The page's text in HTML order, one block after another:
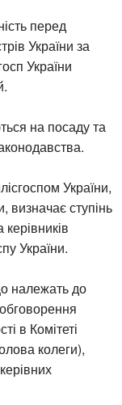
перед
України за
України
на посаду та
України,
визначає ступінь
України.
належать до
в Комітеті
колеги),